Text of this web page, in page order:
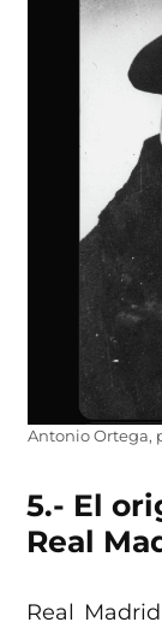
Antonio Ortega,
5.- El
Real
Real